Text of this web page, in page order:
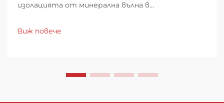
изолацията от минерална вълна в
строителство се е променило значително
през последните десетилетия, като
Виж повече